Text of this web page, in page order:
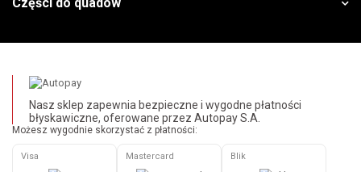
Nasz sklep zapewnia bezpieczne i wygodne płatności
błyskawiczne, oferowane przez Autopay S.A.
Możesz wygodnie skorzystać z płatności:
Visa Mastercard Blik